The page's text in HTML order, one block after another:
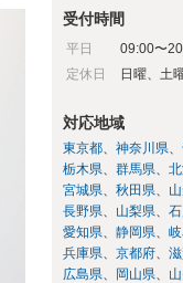
受付時間
平日
09:00〜
定休日
日曜、土
対応地域
東京都 神奈川県
栃木県
群馬県
宮城県
秋田県
長野県
山梨県
愛知県
静岡県
兵庫県
京都府
広島県
岡山県